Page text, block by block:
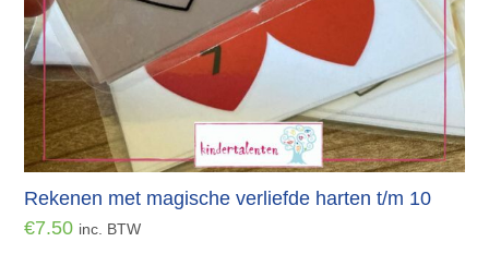
Rekenen met magische verliefde harten t/m 10
€7.50 inc. BTW